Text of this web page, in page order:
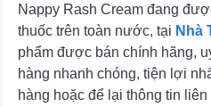
Nappy Rash Cream đang
thuốc trên toàn nước, tại Nhà
phẩm được bán chính hãng,
hàng nhanh chóng, tiện lợi
hàng hoặc để lại thông tin